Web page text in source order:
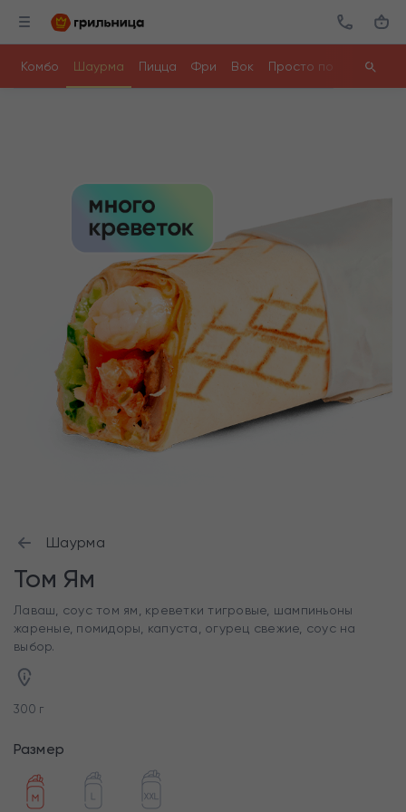
Комбо Шаурма Пицца Фри Вок Просто поесть
Шаурма
Том Ям
Лаваш, соус том ям, креветки тигровые, шампиньоны
жареные, помидоры, капуста, огурец свежие, соус на
выбор.
300 г
Размер